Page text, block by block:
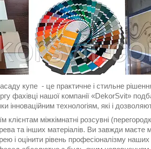
купе - це практичне і стильне
фахівці нашої компанії «DekorSvit»
інноваційним технологіям, які і
клієнтам міжкімнатні розсувні
та інших матеріалів. Ви завжди
і оцінити рівень професіоналізму